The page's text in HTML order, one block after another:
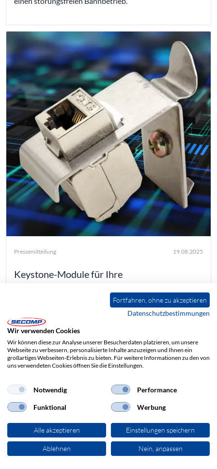
Pressemitteilung 19.08.2025
Keystone-Module für Ihre
Mit den VALUE und ROLINE Keystone-Modulen setzen
Netzwerkverkabelung. Keystone-Module lassen sich
dank ihres einheitlichen Steckformats ganz einfach in
Patchpanels, Dosen oder Modulträger einrasten – ohne
spezielles Werkzeug.
Fortfahren, ohne zu akzeptieren
Datenschutzbestimmungen
Wir verwenden Cookies
Wir können diese zur Analyse unserer Besucherdaten platzieren, um unsere
Webseite zu verbessern, personalisierte Inhalte anzuzeigen und Ihnen ein
großartiges Webseiten-Erlebnis zu bieten. Für weitere Informationen zu den von
uns verwendeten Cookies öffnen Sie die Einstellungen.
Notwendig Performance
Funktional Werbung
Alle akzeptieren Einstellungen speichern
Ablehnen Nein, anpassen